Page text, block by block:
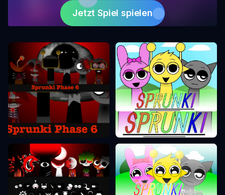
Jetzt Spiel spielen
Sprunki Phase 6
Sprunki Phase